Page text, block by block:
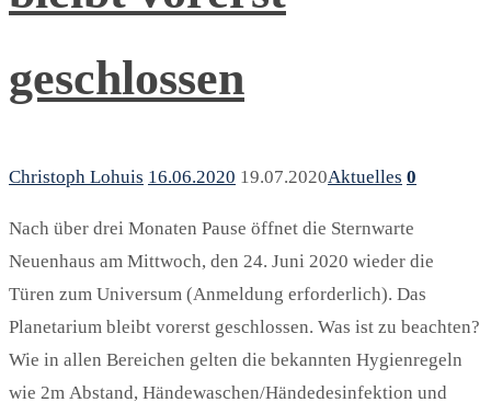
geschlossen
Christoph Lohuis 16.06.2020 19.07.2020Aktuelles 0
Nach über drei Monaten Pause öffnet die Sternwarte
Neuenhaus am Mittwoch, den 24. Juni 2020 wieder die
Türen zum Universum (Anmeldung erforderlich). Das
Planetarium bleibt vorerst geschlossen. Was ist zu beachten?
Wie in allen Bereichen gelten die bekannten Hygienregeln
wie 2m Abstand, Händewaschen/Händedesinfektion und